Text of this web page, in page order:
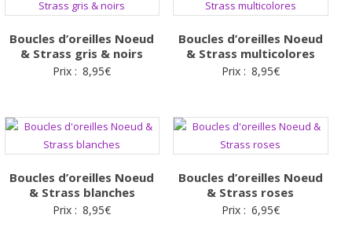
Boucles d’oreilles Noeud
& Strass gris & noirs
Prix : 8,95€
Boucles d’oreilles Noeud
& Strass multicolores
Prix : 8,95€
Boucles d’oreilles Noeud
& Strass blanches
Prix : 8,95€
Boucles d’oreilles Noeud
& Strass roses
Prix : 6,95€